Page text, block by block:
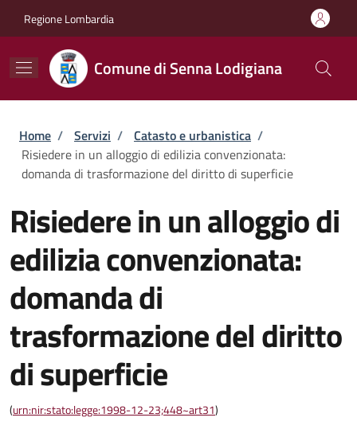
Regione Lombardia
Comune di Senna Lodigiana
Briciole di pane
Home / Servizi / Catasto e urbanistica /
Risiedere in un alloggio di edilizia convenzionata:
domanda di trasformazione del diritto di superficie
Risiedere in un alloggio di
edilizia convenzionata:
domanda di
trasformazione del diritto
di superficie
(urn:nir:stato:legge:1998-12-23;448~art31)